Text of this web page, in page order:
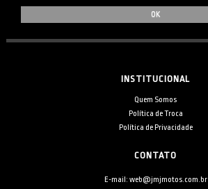
INSTITUCIONAL
Quem Somos
Política de Troca
Política de Privacidade
CONTATO
E-mail: web@jmjmotos.com.br